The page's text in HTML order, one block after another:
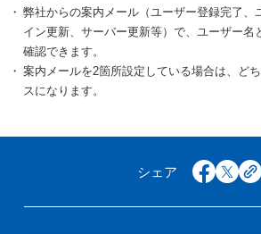
弊社からの案内メール（ユーザー登録完了、
イン更新、サーバー更新等）で、ユーザー名
確認できます。
案内メールを2箇所設定している場合は、ど
スになります。
シェア facebook
x